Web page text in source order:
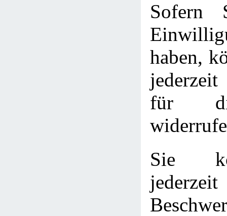
Sofern
haben,
für
Sie